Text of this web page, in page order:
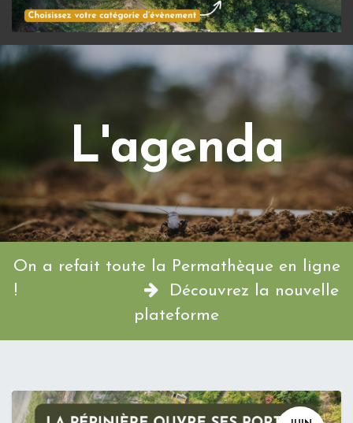
L'agenda
On a refait toute la Permathèque en ligne
!
Découvrez la nouvelle
plateforme